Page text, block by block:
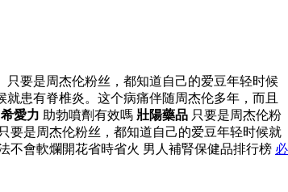
要是周杰伦粉丝，都知道自己的爱豆年轻时候
患有脊椎炎。这个病痛伴随周杰伦多年，而且
希愛力 助勃噴劑有效嗎 壯陽藥品 只要是周杰伦粉
只要是周杰伦粉丝，都知道自己的爱豆年轻时候就
不會軟爛開花省時省火 男人補腎保健品排行榜 必